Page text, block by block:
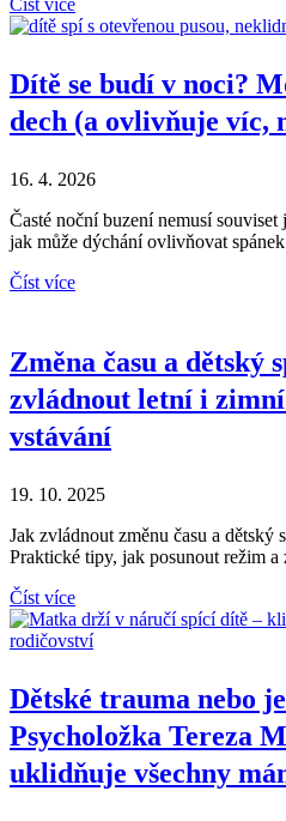
Dítě se budí v noci?
dech (a ovlivňuje víc,
16. 4. 2026
Časté noční buzení nemusí
jak může dýchání ovlivňovat
Číst více
Změna času a dětský
zvládnout letní i zimní
vstávání
19. 10. 2025
Jak zvládnout změnu času a dětský
Praktické tipy, jak posunout režim a
Číst více
Dětské trauma nebo
Psycholožka Tereza
uklidňuje všechny